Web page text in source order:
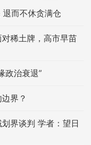
退而不休贪满仓
稀土牌，高市早苗
政治衰退”
界？
界谈判 学者：望日